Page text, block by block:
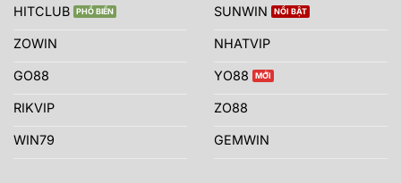
HITCLUB
ZOWIN
GO88
RIKVIP
WIN79
SUNWIN
NHATVIP
YO88
ZO88
GEMWIN